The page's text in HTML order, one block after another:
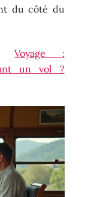
du côté du
Voyage :
un vol ?